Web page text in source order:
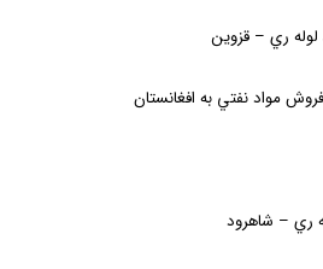
لوله ري – قزوين
فروش مواد نفتي به افغانستان
ري – شاهرود